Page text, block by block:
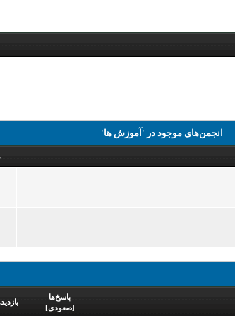
انجمن‌های موجود در 'آموزش ها'
پاسخ‌ها
[صعودی]